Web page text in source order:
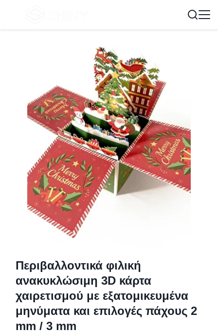
Περιβαλλοντικά φιλική
ανακυκλώσιμη 3D κάρτα
χαιρετισμού με εξατομικευμένα
μηνύματα και επιλογές πάχους 2
mm / 3 mm